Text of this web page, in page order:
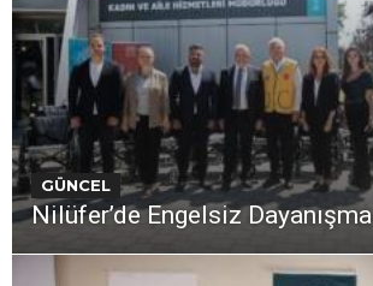
GÜNCEL
Nilüfer’de Engelsiz Dayanışma